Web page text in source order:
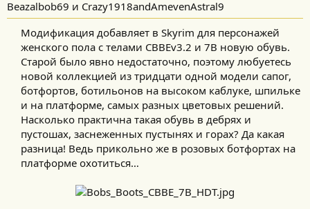
Beazalbob69 и Crazy1918andAmevenAstral9
Модификация добавляет в Skyrim для персонажей
женского пола с телами CBBEv3.2 и 7B новую обувь.
Старой было явно недостаточно, поэтому любуетесь
новой коллекцией из тридцати одной модели сапог,
ботфортов, ботильонов на высоком каблуке, шпильке
и на платформе, самых разных цветовых решений.
Насколько практична такая обувь в дебрях и
пустошах, заснеженных пустынях и горах? Да какая
разница! Ведь прикольно же в розовых ботфортах на
платформе охотиться…​